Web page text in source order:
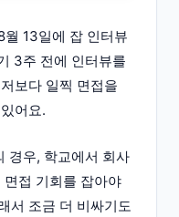
13일에 잡 인터뷰
3주 전에 인터뷰를
보다 일찍 면접을
어요.
경우, 학교에서 회사
접 기회를 잡아야
서 조금 더 비싸기도